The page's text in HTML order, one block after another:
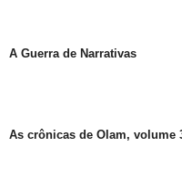
A Guerra de Narrativas
As crônicas de Olam, volume